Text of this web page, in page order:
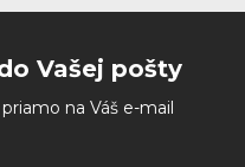
Vašej pošty
na Váš e-mail